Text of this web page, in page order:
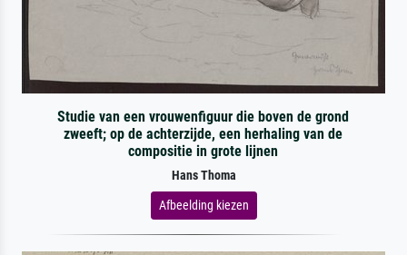
Studie van een vrouwenfiguur die boven de grond
zweeft; op de achterzijde, een herhaling van de
compositie in grote lijnen
Hans Thoma
Afbeelding kiezen